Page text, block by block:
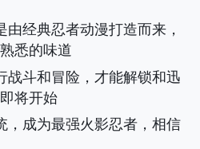
经典忍者动漫打造而来，
悉的味道
战斗和冒险，才能解锁和迅
将开始
，成为最强火影忍者，相信